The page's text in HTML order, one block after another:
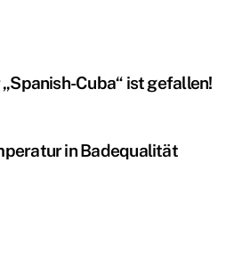
Cuba“ ist gefallen!
in Badequalität